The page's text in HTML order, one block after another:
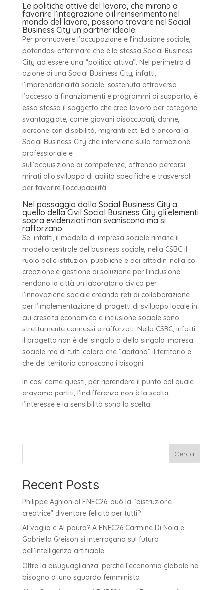
Le politiche attive del lavoro, che mirano a
favorire l’integrazione o il reinserimento nel
mondo del lavoro, possono trovare nel Social
Business City un partner ideale.
Per promuovere l’occupazione e l’inclusione sociale,
potendosi affermare che è la stessa Social Business
City ad essere una “politica attiva”. Nel perimetro di
azione di una Social Business City, infatti,
l’imprenditorialità sociale, sostenuta attraverso
l’accesso a finanziamenti e programmi di supporto, è
essa stessa il soggetto che crea lavoro per categorie
svantaggiate, come giovani disoccupati, donne,
persone con disabilità, migranti ect. Ed è ancora la
Social Business City che interviene sulla formazione
professionale e
sull’acquisizione di competenze, offrendo percorsi
mirati allo sviluppo di abilità specifiche e trasversali
per favorire l’occupabilità.
Nel passaggio dalla Social Business City a
quello della Civil Social Business City gli elementi
sopra evidenziati non svaniscono ma si
rafforzano.
Se, infatti, il modello di impresa sociale rimane il
modello centrale del business sociale, nella CSBC il
ruolo delle istituzioni pubbliche e dei cittadini nella co-
creazione e gestione di soluzione per l’inclusione
rendono la città un laboratorio civico per
l’innovazione sociale creando reti di collaborazione
per l’implementazione di progetti di sviluppo locale in
cui crescita economica e inclusione sociale sono
strettamente connessi e rafforzati. Nella CSBC, infatti,
il progetto non è del singolo o della singola impresa
sociale ma di tutti coloro che “abitano” il territorio e
che del territorio conoscono i bisogni.
In casi come questi, per riprendere il punto dal quale
eravamo partiti, l’indifferenza non è la scelta,
l’interesse e la sensibilità sono la scelta.
Cerca
Recent Posts
Philippe Aghion al FNEC26: può la “distruzione
creatrice” diventare felicità per tutti?
AI voglia o AI paura? A FNEC26 Carmine Di Noia e
Gabriella Greison si interrogano sul futuro
dell’intelligenza artificiale
Oltre la disuguaglianza: perché l’economia globale ha
bisogno di uno sguardo femminista